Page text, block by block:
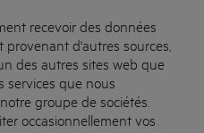
recevoir des données
d'autres sources,
des autres sites web que
services que nous
groupe de sociétés.
occasionnellement vos